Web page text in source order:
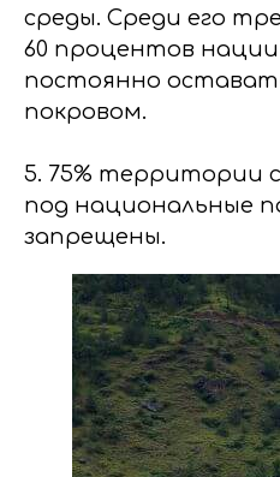
среды. Среди его
60 процентов
постоянно
покровом.
5. 75% территории
под национальные
запрещены.